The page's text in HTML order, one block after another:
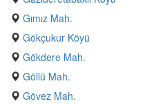
Gımız Mah.
Gökçukur Köyü
Gökdere Mah.
Göllü Mah.
Gövez Mah.